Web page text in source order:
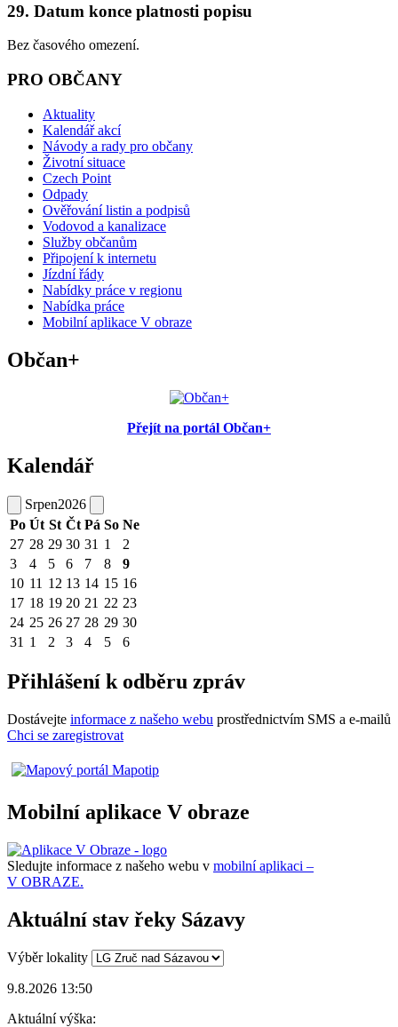
29. Datum konce platnosti popisu
Bez časového omezení.
PRO OBČANY
Aktuality
Kalendář akcí
Návody a rady pro občany
Životní situace
Czech Point
Odpady
Ověřování listin a podpisů
Vodovod a kanalizace
Služby občanům
Připojení k internetu
Jízdní řády
Nabídky práce v regionu
Nabídka práce
Mobilní aplikace V obraze
Občan+
Přejít na portál Občan+
Kalendář
Srpen2026
Po Út St Čt Pá So Ne
27 28 29 30 31 1
2
3
4 5 6 7 8
9
10 11 12 13 14 15 16
17 18 19 20 21 22 23
24 25 26 27 28 29 30
31 1 2 3 4 5 6
Přihlášení k odběru zpráv
Dostávejte informace z našeho webu prostřednictvím SMS a e-mailů
Chci se zaregistrovat
Mobilní aplikace V obraze
Sledujte informace z našeho webu v mobilní aplikaci –
V OBRAZE.
Aktuální stav řeky Sázavy
Výběr lokality
9.8.2026 13:50
Aktuální výška: